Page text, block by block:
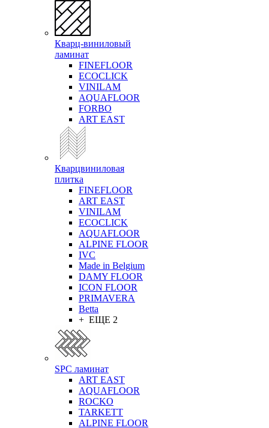
Кварц-виниловый
ламинат
FINEFLOOR
ECOCLICK
VINILAM
AQUAFLOOR
FORBO
ART EAST
Кварцвиниловая
плитка
FINEFLOOR
ART EAST
VINILAM
ECOCLICK
AQUAFLOOR
ALPINE FLOOR
IVC
Made in Belgium
DAMY FLOOR
ICON FLOOR
PRIMAVERA
Betta
+ ЕЩЕ 2
SPC ламинат
ART EAST
AQUAFLOOR
ROCKO
TARKETT
ALPINE FLOOR